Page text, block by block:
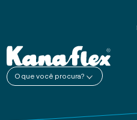
O que você procura?